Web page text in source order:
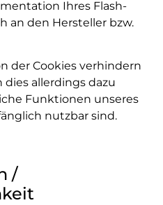
Ihres Flash-
an den Hersteller bzw.
der Cookies verhindern
dies allerdings dazu
Funktionen unseres
nutzbar sind.
/